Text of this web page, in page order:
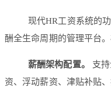
现代HR工资系统的
酬全生命周期的管理平台
薪酬架构配置。
支
资、浮动薪资、津贴补贴